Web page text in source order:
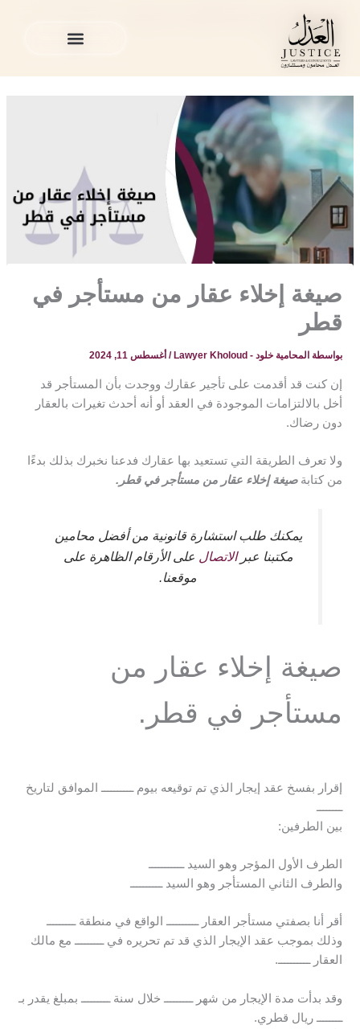
المحتوى
المدونة القانونية
مستأجر في قطر
صيغة إخلاء عقار من مستأجر في
قطر
بواسطة المحامية خلود - Lawyer Kholoud / أغسطس 11, 2024
إن كنت قد أقدمت على تأجير عقارك ووجدت بأن المستأجر قد
أخل بالالتزامات الموجودة في العقد أو أنه أحدث تغيرات بالعقار
دون رضاك.
ولا تعرف الطريقة التي تستعيد بها عقارك فدعنا نخبرك بذلك بدءًا
من كتابةصيغة إخلاء عقار من مستأجر في قطر.
يمكنك طلب استشارة قانونية من أفضل محامين
مكتبنا عبرالاتصال على الأرقام الظاهرة على
موقعنا.
صيغة إخلاء عقار من
مستأجر في قطر.
إقرار بفسخ عقد إيجار الذي تم توقيعه بيوم ــــــــــ الموافق لتاريخ
ــــــــ
بين الطرفين:
الطرف الأول المؤجر وهو السيد ـــــــــــ
والطرف الثاني المستأجر وهو السيد ــــــــــ
أقر أنا بصفتي مستأجر العقار ــــــــــ الواقع في منطقة ـــــــــ
وذلك بموجب عقد الإيجار الذي قد تم تحريره في ـــــــــ مع مالك
العقار ــــــــــ.
وقد بدأت مدة الإيجار من شهر ـــــــــ خلال سنة ـــــــــ بمبلغ يقدر بـ
ــــــــ ريال قطري.